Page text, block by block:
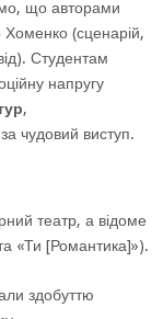
що авторами
(сценарій,
Студентам
напругу
,
чудовий виступ.
театр, а відоме
«Ти [Романтика]»).
здобуттю